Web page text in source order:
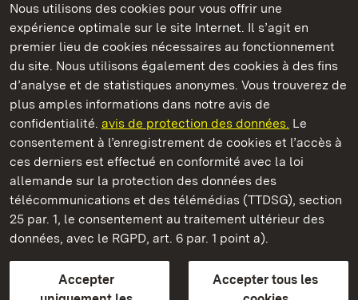
Nous utilisons des cookies pour vous offrir une
expérience optimale sur le site Internet. Il s’agit en
premier lieu de cookies nécessaires au fonctionnement
du site. Nous utilisons également des cookies à des fins
d’analyse et de statistiques anonymes. Vous trouverez de
plus amples informations dans notre avis de
confidentialité. avis de protection des données. Le
consentement à l’enregistrement de cookies et l’accès à
ces derniers est effectué en conformité avec la loi
allemande sur la protection des données des
télécommunications et des télémédias (TTDSG), section
25 par. 1, le consentement au traitement ultérieur des
données, avec le RGPD, art. 6 par. 1 point a).
Accepter
Accepter tous les
Châteaux et jardins publics du Bade-Wurtemberg
Château résidentiel de Rastatt
Châteaux et jardins publics du Bade-Wurtemberg
Contact et InformationsFAQ et réponsesMentions légales
Protection des données
Explications sur l’accessibilité
BITV-konform (geprüfte Seiten)
plus loin